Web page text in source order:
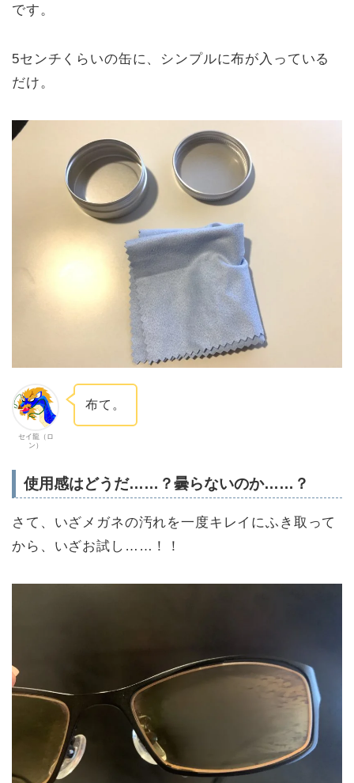
です。
5センチくらいの缶に、シンプルに布が入っている
だけ。
セイ龍（ロ
ン）
布て。
使用感はどうだ……？曇らないのか……？
さて、いざメガネの汚れを一度キレイにふき取って
から、いざお試し……！！